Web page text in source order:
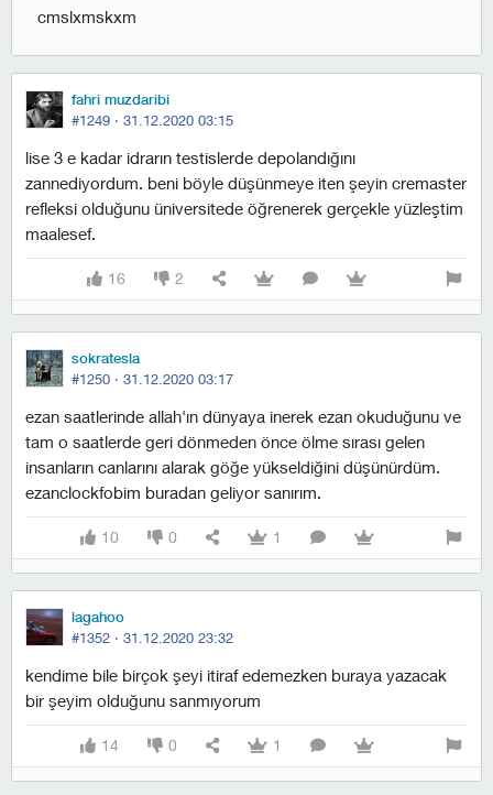
cmslxmskxm
fahri muzdaribi
#1249 · 31.12.2020 03:15
lise 3 e kadar idrarın testislerde depolandığını
zannediyordum. beni böyle düşünmeye iten şeyin cremaster
refleksi olduğunu üniversitede öğrenerek gerçekle yüzleştim
maalesef.
16 2
sokratesla
#1250 · 31.12.2020 03:17
ezan saatlerinde allah'ın dünyaya inerek ezan okuduğunu ve
tam o saatlerde geri dönmeden önce ölme sırası gelen
insanların canlarını alarak göğe yükseldiğini düşünürdüm.
ezanclockfobim buradan geliyor sanırım.
10 0 1
lagahoo
#1352 · 31.12.2020 23:32
kendime bile birçok şeyi itiraf edemezken buraya yazacak
bir şeyim olduğunu sanmıyorum
14 0 1